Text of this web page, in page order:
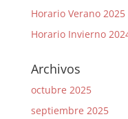
Horario Verano
Horario Invierno
Archivos
octubre 2025
septiembre 2025